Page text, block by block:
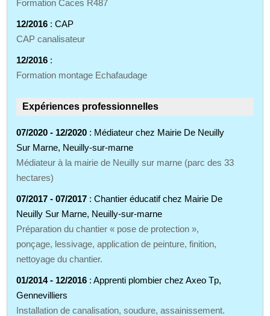
Formation Caces R487
12/2016 : CAP
CAP canalisateur
12/2016 :
Formation montage Echafaudage
Expériences professionnelles
07/2020 - 12/2020 : Médiateur chez Mairie De Neuilly
Sur Marne, Neuilly-sur-marne
Médiateur à la mairie de Neuilly sur marne (parc des 33
hectares)
07/2017 - 07/2017 : Chantier éducatif chez Mairie De
Neuilly Sur Marne, Neuilly-sur-marne
Préparation du chantier « pose de protection »,
ponçage, lessivage, application de peinture, finition,
nettoyage du chantier.
01/2014 - 12/2016 : Apprenti plombier chez Axeo Tp,
Gennevilliers
Installation de canalisation, soudure, assainissement.